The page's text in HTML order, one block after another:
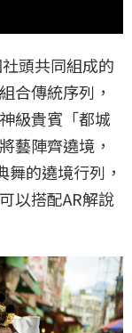
頭共同組成的
合傳統序列，
級貴賓「都城
藝陣齊遶境，
的遶境行列，
以搭配AR解說